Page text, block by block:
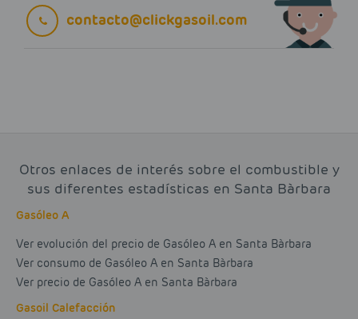
contacto@clickgasoil.com
Otros enlaces de interés sobre el combustible y
sus diferentes estadísticas en Santa Bàrbara
Gasóleo A
Ver evolución del precio de Gasóleo A en Santa Bàrbara
Ver consumo de Gasóleo A en Santa Bàrbara
Ver precio de Gasóleo A en Santa Bàrbara
Gasoil Calefacción